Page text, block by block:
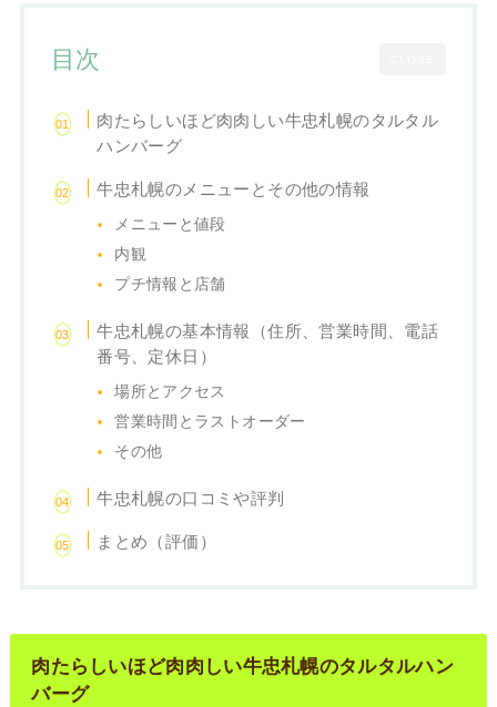
目次
肉たらしいほど肉肉しい牛忠札幌のタルタル
ハンバーグ
牛忠札幌のメニューとその他の情報
メニューと値段
内観
プチ情報と店舗
牛忠札幌の基本情報（住所、営業時間、電話
番号、定休日）
場所とアクセス
営業時間とラストオーダー
その他
牛忠札幌の口コミや評判
まとめ（評価）
肉たらしいほど肉肉しい牛忠札幌のタルタルハン
バーグ